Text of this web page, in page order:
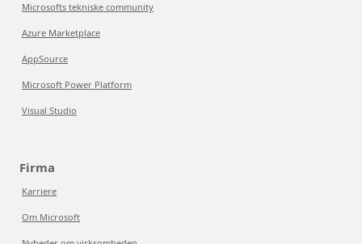
Microsofts tekniske community
Azure Marketplace
AppSource
Microsoft Power Platform
Visual Studio
Firma
Karriere
Om Microsoft